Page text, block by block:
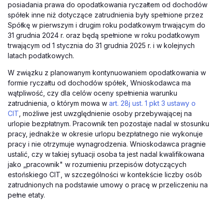
posiadania prawa do opodatkowania ryczałtem od dochodów
spółek inne niż dotyczące zatrudnienia były spełnione przez
Spółkę w pierwszym i drugim roku podatkowym trwającym do
31 grudnia 2024 r. oraz będą spełnione w roku podatkowym
trwającym od 1 stycznia do 31 grudnia 2025 r. i w kolejnych
latach podatkowych.
W związku z planowanym kontynuowaniem opodatkowania w
formie ryczałtu od dochodów spółek, Wnioskodawca ma
wątpliwość, czy dla celów oceny spełnienia warunku
zatrudnienia, o którym mowa w art. 28j ust. 1 pkt 3 ustawy o
CIT , możliwe jest uwzględnienie osoby przebywającej na
urlopie bezpłatnym. Pracownik ten pozostaje nadal w stosunku
pracy, jednakże w okresie urlopu bezpłatnego nie wykonuje
pracy i nie otrzymuje wynagrodzenia. Wnioskodawca pragnie
ustalić, czy w takiej sytuacji osoba ta jest nadal kwalifikowana
jako „pracownik" w rozumieniu przepisów dotyczących
estońskiego CIT, w szczególności w kontekście liczby osób
zatrudnionych na podstawie umowy o pracę w przeliczeniu na
pełne etaty.